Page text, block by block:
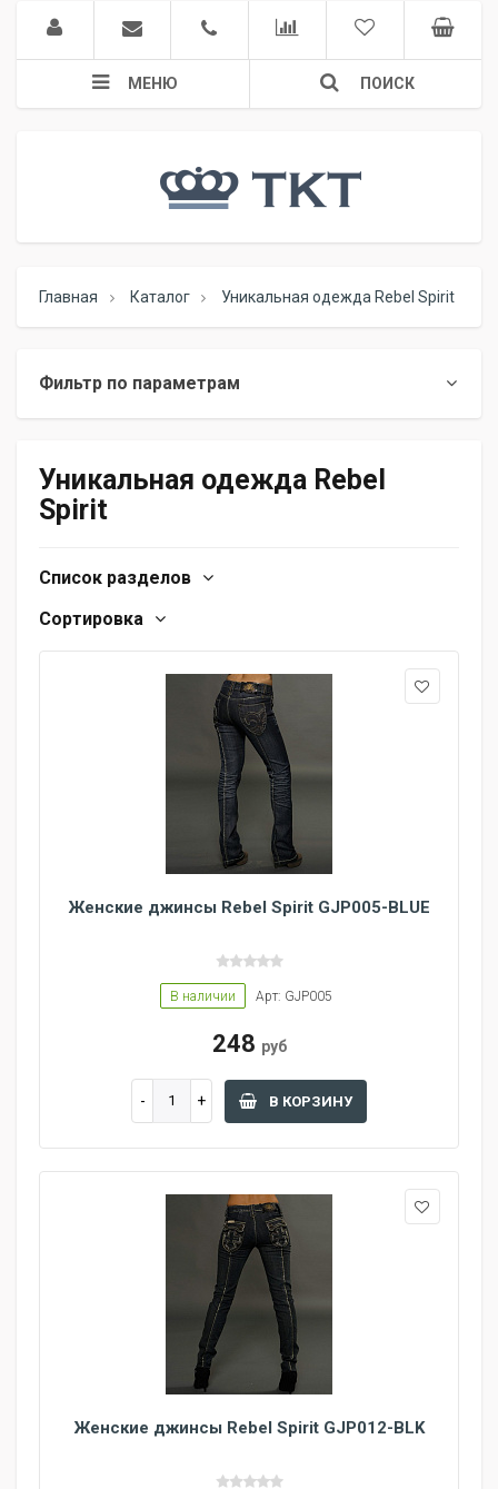
МЕНЮ ПОИСК
Главная Каталог Уникальная одежда Rebel Spirit
Фильтр по параметрам
Уникальная одежда Rebel
Spirit
Список разделов
Сортировка
Женские джинсы Rebel Spirit GJP005-BLUE
В наличии Арт: GJP005
248 руб
В КОРЗИНУ
Женские джинсы Rebel Spirit GJP012-BLK